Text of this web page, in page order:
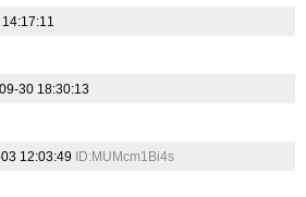
30 18:30:13
12:03:49 ID:MUMcm1Bi4s